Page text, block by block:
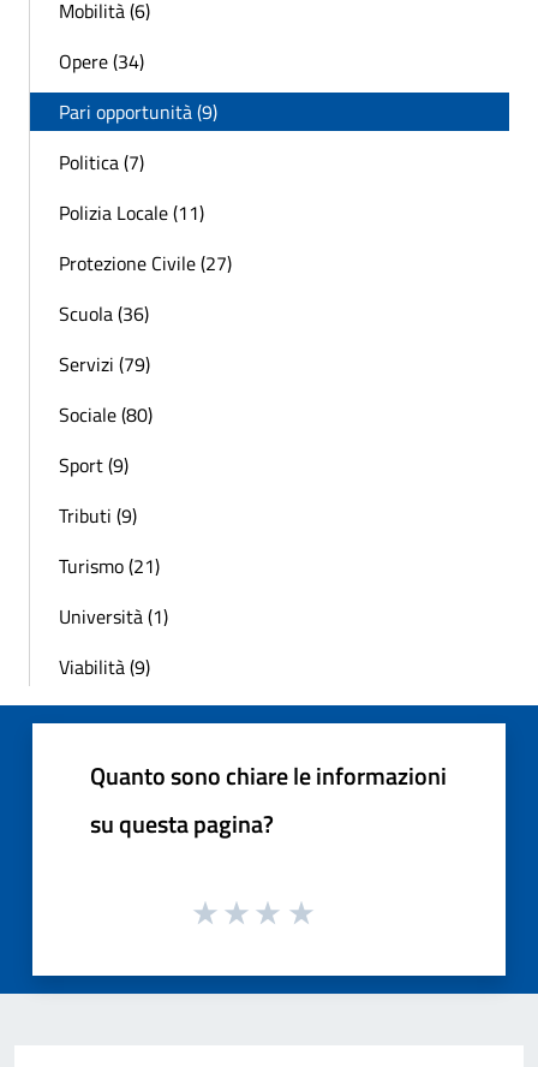
Mobilità (6)
Opere (34)
Pari opportunità (9)
Politica (7)
Polizia Locale (11)
Protezione Civile (27)
Scuola (36)
Servizi (79)
Sociale (80)
Sport (9)
Tributi (9)
Turismo (21)
Università (1)
Viabilità (9)
Quanto sono chiare le informazioni
su questa pagina?